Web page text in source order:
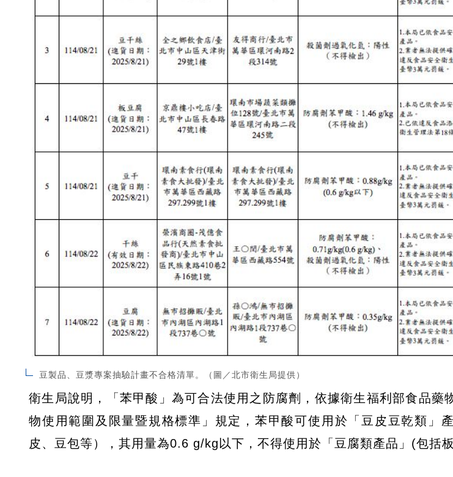
豆製品、豆漿專案抽驗計畫不合格清單。（圖／北市衛生局提供）
衛生局說明，「苯甲酸」為可合法使用之防腐劑，依據衛生福利部食品藥
物使用範圍及限量暨規格標準」規定，苯甲酸可使用於「豆皮豆乾類」
皮、豆包等），其用量為0.6 g/kg以下，不得使用於「豆腐類產品」(包括